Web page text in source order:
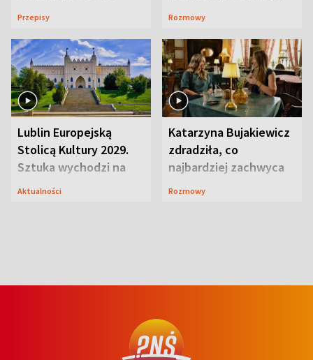
serowy zachwyca
Przepisy
Te stylizacje
Rozmowy
Lublin Europejską
Stolicą Kultury 2029.
Sztuka wychodzi na
ulice
Aktualności
Katarzyna Bujakiewicz
zdradziła, co
najbardziej zachwyca
ją w Lublinie
Rozmowy